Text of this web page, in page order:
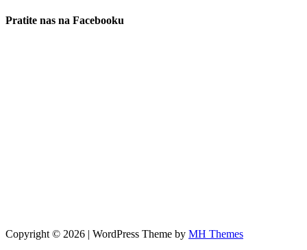
Pratite nas na Facebooku
Copyright © 2026 | WordPress Theme by MH Themes